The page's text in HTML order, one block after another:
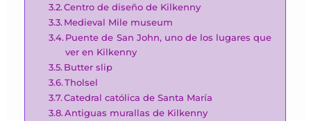
Centro de diseño de Kilkenny
Medieval Mile museum
Puente de San John, uno de los lugares que
ver en Kilkenny
Butter slip
Tholsel
Catedral católica de Santa María
Antiguas murallas de Kilkenny